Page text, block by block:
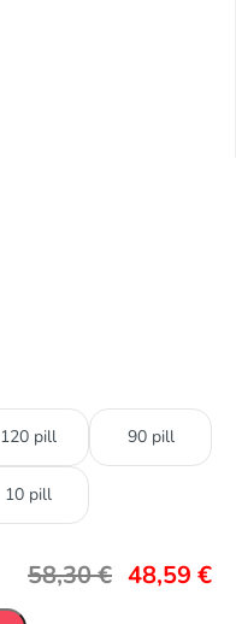
120 pill 90 pill
10 pill
58,30€ 48,59 €